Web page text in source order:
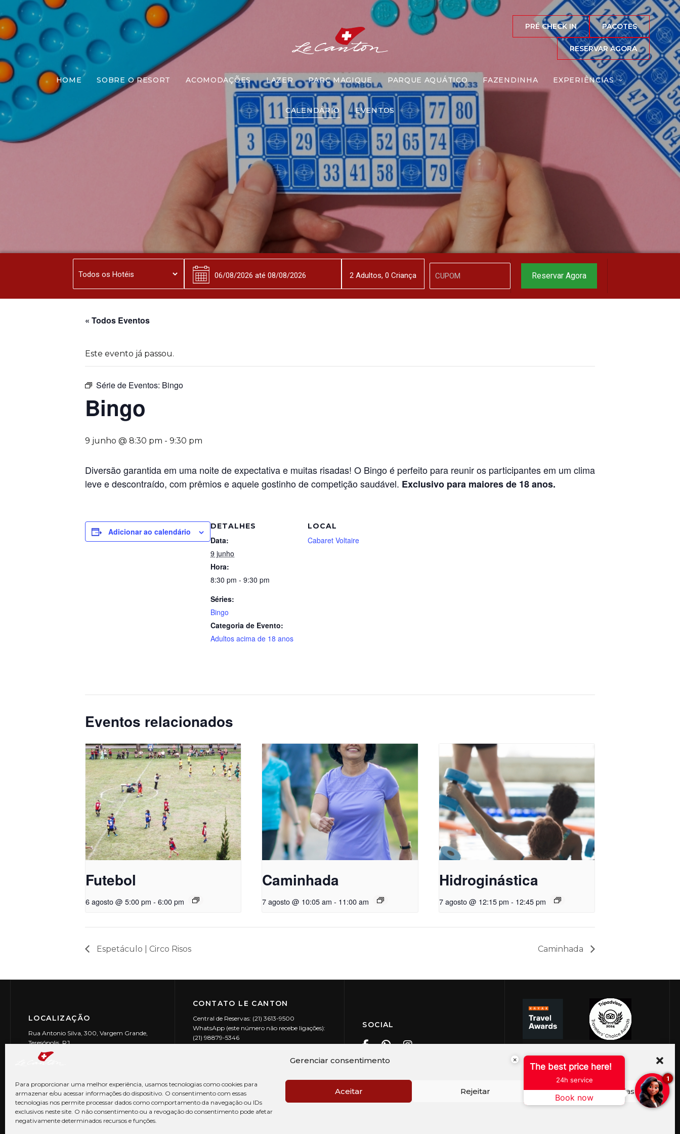
Gerenciar consentimento
Para proporcionar uma melhor experiência, usamos tecnologias como cookies para
armazenar e/ou acessar informações do dispositivo. O consentimento com essas
tecnologias nos permite processar dados como comportamento da navegação ou IDs
exclusivos neste site. O não consentimento ou a revogação do consentimento pode afetar
negativamente determinados recursos e funções.
Aceitar Rejeitar Ver preferências
PRÉ CHECK IN PACOTES
RESERVAR AGORA
HOME SOBRE O RESORT ACOMODAÇÕES LAZER PARC MAGIQUE PARQUE AQUÁTICO FAZENDINHA EXPERIÊNCIAS
CALENDÁRIO EVENTOS
Bingo
« Todos Eventos
Este evento já passou.
Série de Eventos: Bingo
Bingo
9 junho @ 8:30 pm - 9:30 pm
Diversão garantida em uma noite de expectativa e muitas risadas! O Bingo é perfeito para reunir os participantes em um clima
leve e descontraído, com prêmios e aquele gostinho de competição saudável. Exclusivo para maiores de 18 anos.
Adicionar ao calendário
DETALHES
Data:
9 junho
Hora:
8:30 pm - 9:30 pm
Séries:
Bingo
Categoria de Evento:
Adultos acima de 18 anos
LOCAL
Cabaret Voltaire
Eventos relacionados
Futebol
6 agosto @ 5:00 pm - 6:00 pm
Caminhada
7 agosto @ 10:05 am - 11:00 am
Hidroginástica
7 agosto @ 12:15 pm - 12:45 pm
Espetáculo | Circo Risos Caminhada
LOCALIZAÇÃO
Rua Antonio Silva, 300, Vargem Grande,
Teresópolis, RJ
CEP: 25990-150
CONTATO LE CANTON
Central de Reservas: (21) 3613-9500
WhatsApp (este número não recebe ligações):
(21) 98879-5346
SOCIAL
© Copyright 2026 Le Canton. Todos os direitos reservados
2Adultos, 0 Criança Reservar Agora
×
The best price here!
24h service
Book now
1